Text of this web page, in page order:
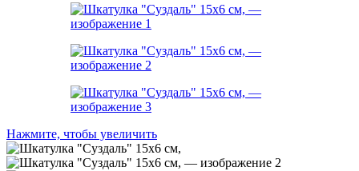
Нажмите, чтобы увеличить